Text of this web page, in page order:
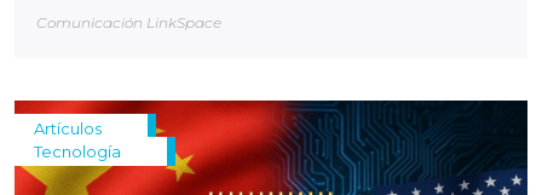
Comunicación LinkSpace
Artículos
Tecnología